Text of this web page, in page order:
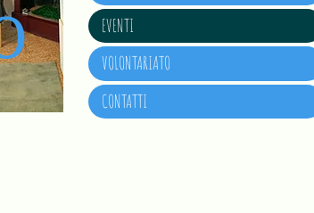
EVENTI
VOLONTARIATO
CONTATTI